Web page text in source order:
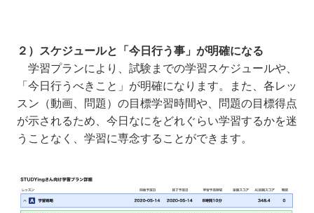
２）スケジュールと「今日行う事」が明確になる
学習プランにより、試験までの学習スケジュールや、
「今日行うべきこと」が明確になります。また、各レッ
スン（動画、問題）の目標学習時間や、問題の目標得点
が示されるため、今日なにをどれぐらい学習するかを迷
うことなく、学習に専念することができます。